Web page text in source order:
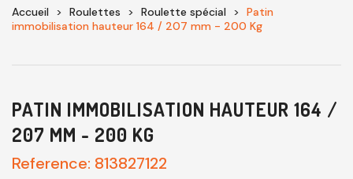
Accueil Roulettes Roulette spécial
Patin
immobilisation hauteur 164 / 207 mm - 200 Kg
PATIN IMMOBILISATION HAUTEUR 164 /
207 MM - 200 KG
Reference: 813827122